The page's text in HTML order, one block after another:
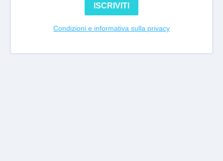
ISCRIVITI
Condizioni e informativa sulla privacy